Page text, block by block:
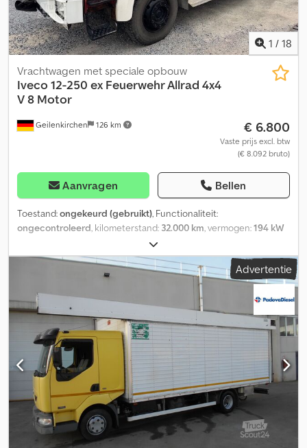
1 / 18
Geilenkirchen 126 km
Vrachtwagen met speciale opbouw
Iveco12-250 ex Feuerwehr Allrad 4x4
V 8 Motor
€ 6.800
Vaste prijs excl. btw
(€ 8.092 bruto)
Aanvragen Bellen
Toestand:ongekeurd (gebruikt), Functionaliteit:
ongecontroleerd, kilometerstand: 32.000 km, vermogen:194 kW
12/1992
totaalgewicht:15.000 kg, asconfiguratie:4x4, volgende keuring
rood, bestuurderscabine:slaapcabine,
, ophanging:
, Bouwjaar:
1992, Uitrusting:ABS, differentieelslot, kabel lier,
vierwielaandrijving, Duitse voertuig koppeling defect (koppeling)
Ex-brandweerwagen Iveco Magirus 120-25 4x4 vierwielaandrijving
KM: 32.000 V8-motor Deutz F8L513 Lier Rotzler Type 035 Codoxfg
Uvjpfx Aitoha Bluswatertank 1.900 liter Schuimtank 100 liter TÜV
tot 01/2026 Extra service mogelijk! Exportkenteken (rood / 30
dagen) Duitsland Kortstondig kenteken (geel / 5 dagen) Duitsland
Overbrengingskenteken Oostenrijk kan worden geregeld
Voertuiglevering mogelijk (tegen vergoeding) De online
verstrekte informatie is vrijblijvende beschrijving. Dit vormt geen
gegarandeerde eigenschap. De verkoper is niet aansprakelijk
Advertentie